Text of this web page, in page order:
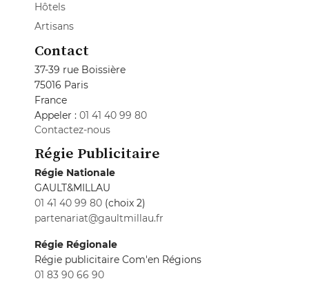
Hôtels
Artisans
Contact
37-39 rue Boissière
75016 Paris
France
Appeler : 01 41 40 99 80
Contactez-nous
Régie Publicitaire
Régie Nationale
GAULT&MILLAU
01 41 40 99 80 (choix 2)
partenariat@gaultmillau.fr
Régie Régionale
Régie publicitaire Com'en Régions
01 83 90 66 90